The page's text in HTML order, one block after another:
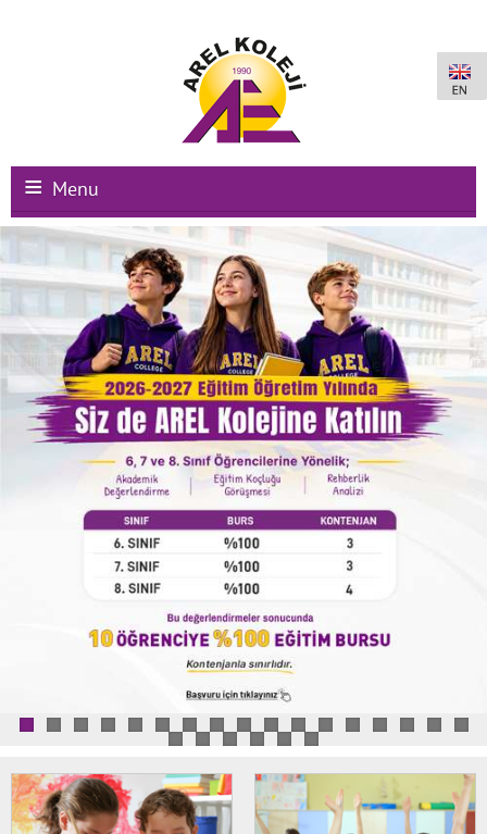
Menu
Ana Sayfa
Kurumsal
Okullarımız
Uluslararası Programlar
Kampüs Olanakları